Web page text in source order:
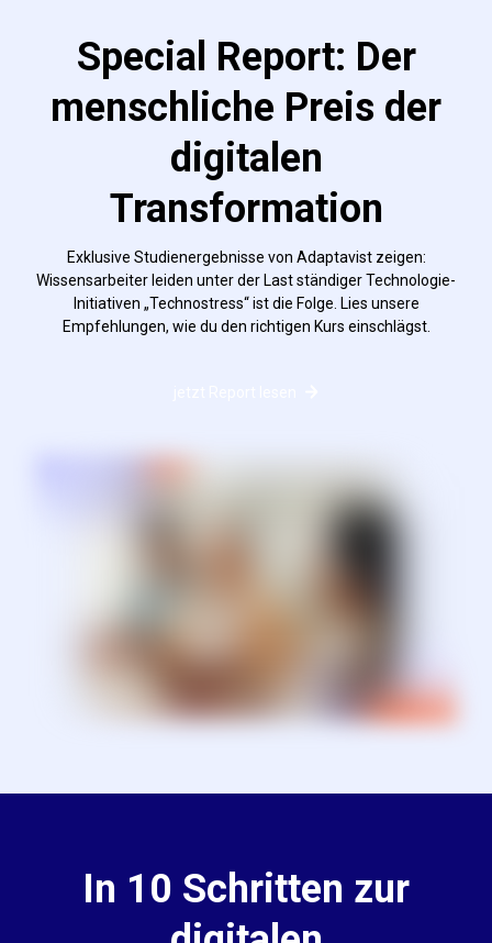
Special Report: Der
menschliche Preis der
digitalen
Transformation
Exklusive Studienergebnisse von Adaptavist zeigen:
Wissensarbeiter leiden unter der Last ständiger Technologie-
Initiativen „Technostress“ ist die Folge. Lies unsere
Empfehlungen, wie du den richtigen Kurs einschlägst.
In 10 Schritten zur